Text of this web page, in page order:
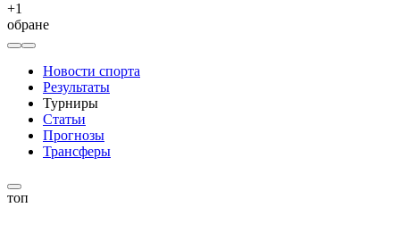
+1
обране
Новости спорта
Результаты
Турниры
Статьи
Прогнозы
Трансферы
топ